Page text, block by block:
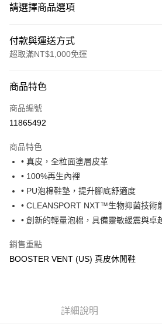
請選擇商品選項
付款與運送方式
超取滿NT$1,000免運
信用卡一次付款
超商取貨付款
運送方式
全家取貨付款
每筆NT$60，滿NT$1,000(含以上)免運費
7-11取貨付款
每筆NT$60，滿NT$1,000(含以上)免運費
宅配
每筆NT$80，滿NT$1,000(含以上)免運費
商品特色
商品編號
11865492
商品特色
• 真皮，全粒面塗層皮革
• 100%再生內裡
• PU泡棉鞋墊，提升腳底舒適度
• CLEANSPORT NXT™生物抑菌技術
• 創新的輕量泡棉，具備靈敏緩震與卓
銷售重點
BOOSTER VENT (US) 真皮休閒鞋
詳細說明